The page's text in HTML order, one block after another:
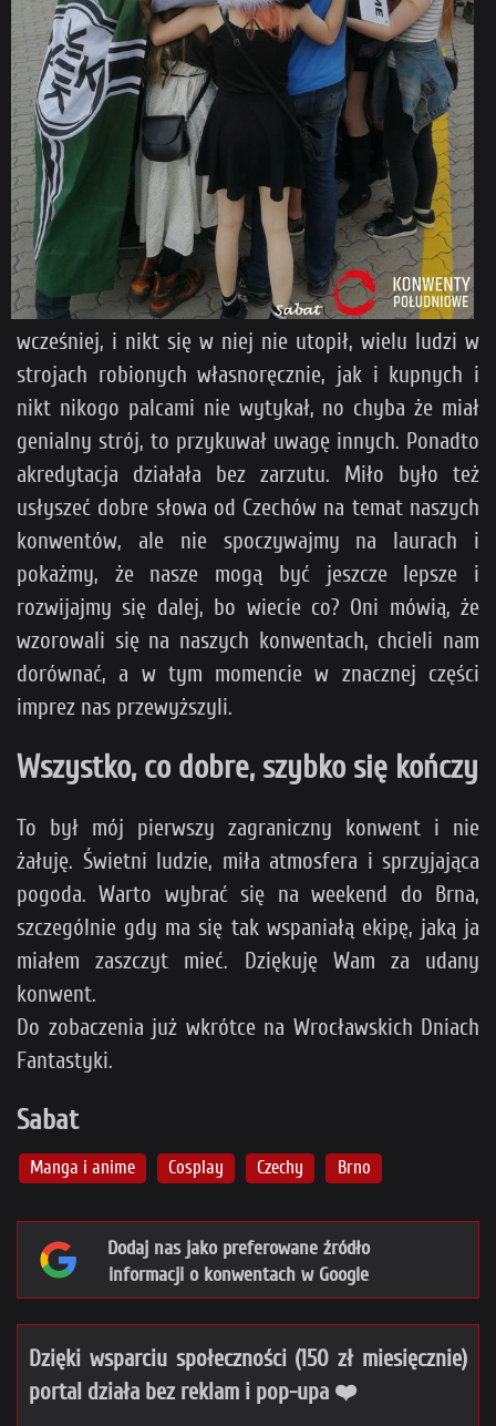
wcześniej, i nikt się w niej nie utopił, wielu ludzi w
strojach robionych własnoręcznie, jak i kupnych i
nikt nikogo palcami nie wytykał, no chyba że miał
genialny strój, to przykuwał uwagę innych. Ponadto
akredytacja działała bez zarzutu. Miło było też
usłyszeć dobre słowa od Czechów na temat naszych
konwentów, ale nie spoczywajmy na laurach i
pokażmy, że nasze mogą być jeszcze lepsze i
rozwijajmy się dalej, bo wiecie co? Oni mówią, że
wzorowali się na naszych konwentach, chcieli nam
dorównać, a w tym momencie w znacznej części
imprez nas przewyższyli.
Wszystko, co dobre, szybko się kończy
To był mój pierwszy zagraniczny konwent i nie
żałuję. Świetni ludzie, miła atmosfera i sprzyjająca
pogoda. Warto wybrać się na weekend do Brna,
szczególnie gdy ma się tak wspaniałą ekipę, jaką ja
miałem zaszczyt mieć. Dziękuję Wam za udany
konwent.
Do zobaczenia już wkrótce na Wrocławskich Dniach
Fantastyki.
Sabat
Manga i anime Cosplay Czechy Brno
Dodaj nas jako preferowane źródło
informacji o konwentach w Google
Dzięki wsparciu społeczności (150 zł miesięcznie)
portal działa bez reklam i pop-upa ❤️